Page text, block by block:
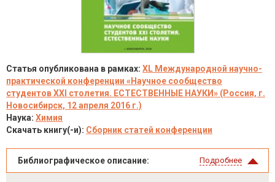
Статья опубликована в рамках: XL Международной научно-
практической конференции «Научное сообщество
студентов XXI столетия. ЕСТЕСТВЕННЫЕ НАУКИ» (Россия, г.
Новосибирск, 12 апреля 2016 г.)
Наука: Химия
Скачать книгу(-и): Сборник статей конференции
Библиографическое описание: Подробнее